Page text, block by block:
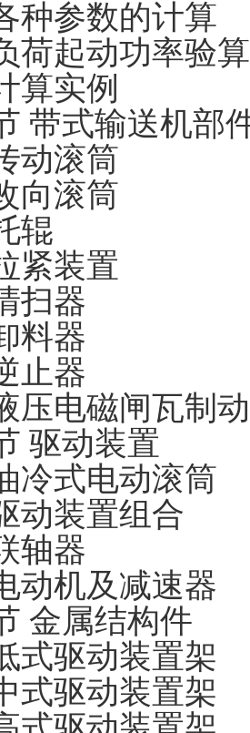
种参数的计算
荷起动功率验算
算实例
带式输送机部
动滚筒
向滚筒
辊
紧装置
扫器
料器
止器
压电磁闸瓦制
驱动装置
冷式电动滚筒
动装置组合
轴器
动机及减速器
金属结构件
式驱动装置架
式驱动装置架